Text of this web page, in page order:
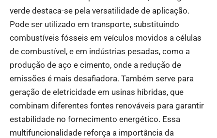
verde destaca-se pela versatilidade de aplicação.
Pode ser utilizado em transporte, substituindo
combustíveis fósseis em veículos movidos a células
de combustível, e em indústrias pesadas, como a
produção de aço e cimento, onde a redução de
emissões é mais desafiadora. Também serve para
geração de eletricidade em usinas híbridas, que
combinam diferentes fontes renováveis para garantir
estabilidade no fornecimento energético. Essa
multifuncionalidade reforça a importância da